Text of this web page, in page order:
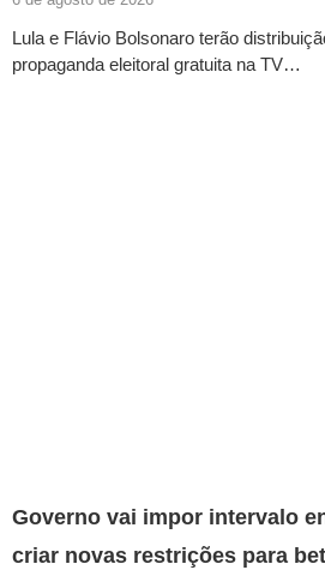
Lula e Flávio Bolsonaro terão
propaganda eleitoral gratuita na TV…
Governo vai impor intervalo
criar novas restrições para